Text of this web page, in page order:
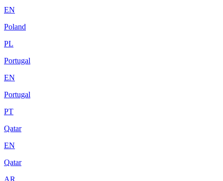
EN
Poland
PL
Portugal
EN
Portugal
PT
Qatar
EN
Qatar